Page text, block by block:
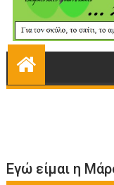
Εγώ είμαι η